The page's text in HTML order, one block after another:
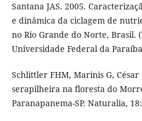
Santana JAS. 2005.
e dinâmica da ciclagem de
no Rio Grande do Norte, Brasil.
Universidade Federal da
Schlittler FHM, Marinis G, César
serapilheira na floresta do
Paranapanema-SP. Naturalia,